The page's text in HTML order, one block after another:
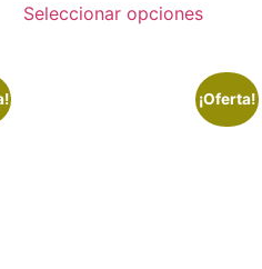
Seleccionar opciones
¡Oferta!